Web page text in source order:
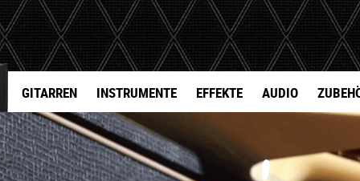
GITARREN INSTRUMENTE EFFEKTE AUDIO